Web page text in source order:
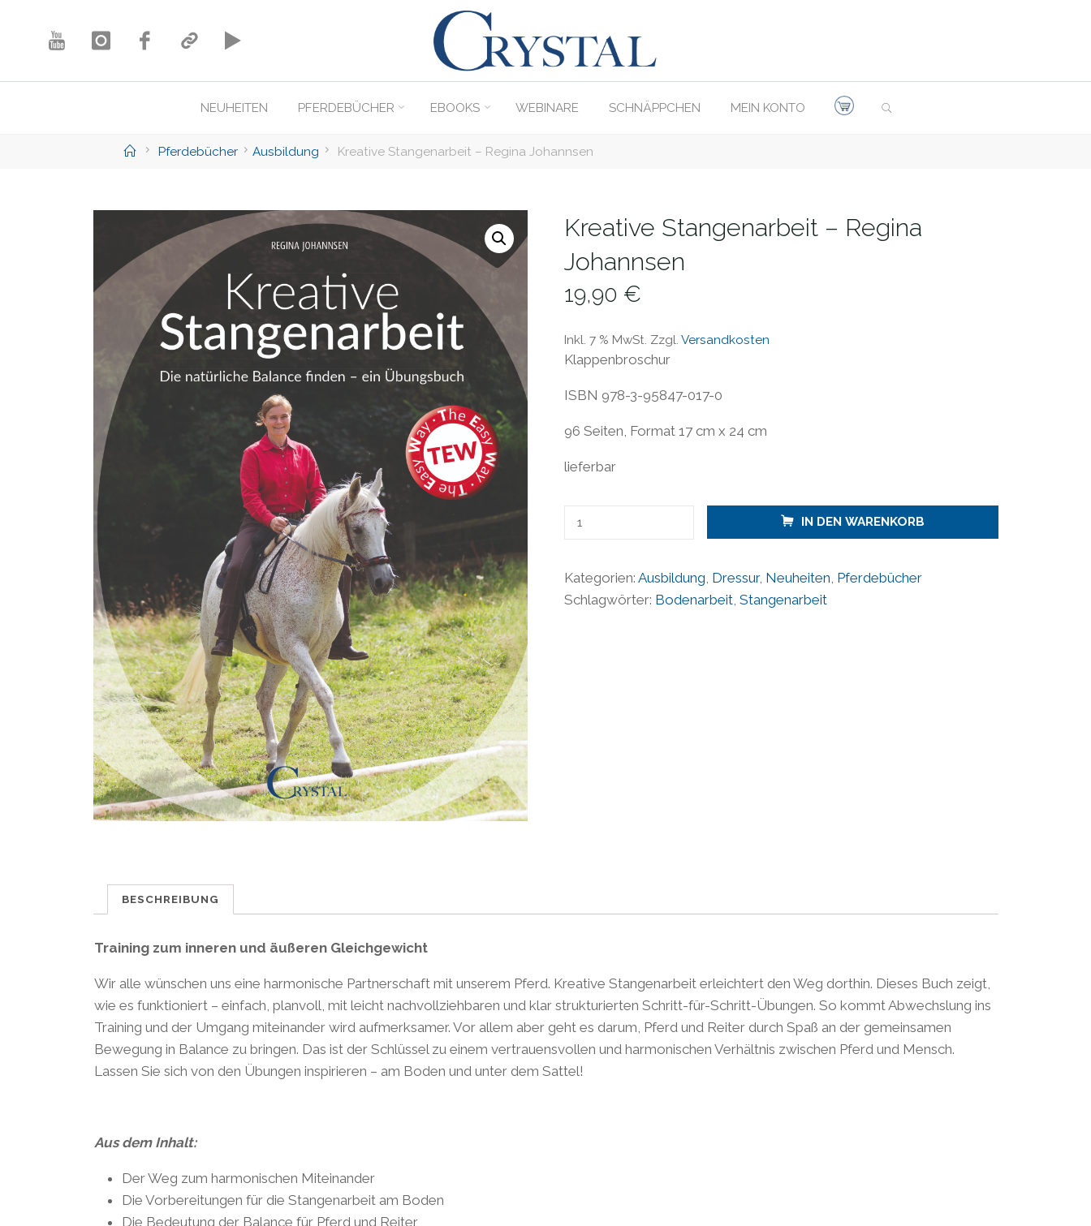
Crystal
Verlag
ONLINE-
NEUHEITEN PFERDEBÜCHER EBOOKS WEBINARE SCHNÄPPCHEN MEIN KONTO
Home
Pferdebücher Ausbildung Kreative Stangenarbeit – Regina Johannsen
Kreative Stangenarbeit – Regina
Johannsen
19,90 €
Inkl. 7 % MwSt. Zzgl. Versandkosten
Klappenbroschur
ISBN 978-3-95847-017-0
96 Seiten, Format 17 cm x 24 cm
lieferbar
Regina
Johannsen
IN DEN WARENKORB
Kategorien: Ausbildung, Dressur, Neuheiten, Pferdebücher
Schlagwörter: Bodenarbeit, Stangenarbeit
BESCHREIBUNG
Training zum inneren und äußeren Gleichgewicht
Wir alle wünschen uns eine harmonische Partnerschaft mit unserem Pferd. Kreative Stangenarbeit erleichtert den Weg dorthin. Dieses Buch zeigt,
wie es funktioniert – einfach, planvoll, mit leicht nachvollziehbaren und klar strukturierten Schritt-für-Schritt-Übungen. So kommt Abwechslung ins
Training und der Umgang miteinander wird aufmerksamer. Vor allem aber geht es darum, Pferd und Reiter durch Spaß an der gemeinsamen
Bewegung in Balance zu bringen. Das ist der Schlüssel zu einem vertrauensvollen und harmonischen Verhältnis zwischen Pferd und Mensch.
Lassen Sie sich von den Übungen inspirieren – am Boden und unter dem Sattel!
Aus dem Inhalt:
Der Weg zum harmonischen Miteinander
Die Vorbereitungen für die Stangenarbeit am Boden
Die Bedeutung der Balance für Pferd und Reiter